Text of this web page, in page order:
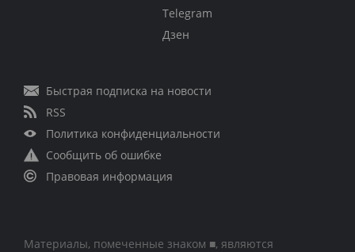
Telegram
Дзен
Быстрая подписка на новости
RSS
Политика конфиденциальности
Сообщить об ошибке
Правовая информация
Материалы, помеченные знаком ■, являются